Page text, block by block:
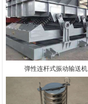
弹性连杆式振动输送机